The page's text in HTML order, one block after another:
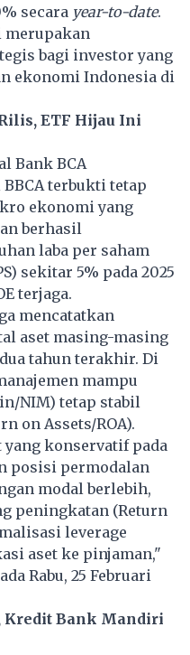
secara year-to-date.
merupakan
bagi investor yang
ekonomi Indonesia di
ETF Hijau Ini
Bank BCA
terbukti tetap
ekonomi yang
berhasil
laba per saham
sekitar 5% pada 2025
terjaga.
mencatatkan
aset masing-masing
tahun terakhir. Di
mampu
NIM) tetap stabil
on Assets/ROA).
yang konservatif pada
posisi permodalan
modal berlebih,
peningkatan (Return
leverage
aset ke pinjaman,"
Rabu, 25 Februari
Kredit Bank Mandiri